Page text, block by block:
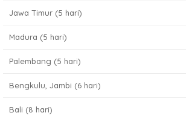
Jawa Timur (5 hari)
Madura (5 hari)
Palembang (5 hari)
Bengkulu, Jambi (6 hari)
Bali (8 hari)